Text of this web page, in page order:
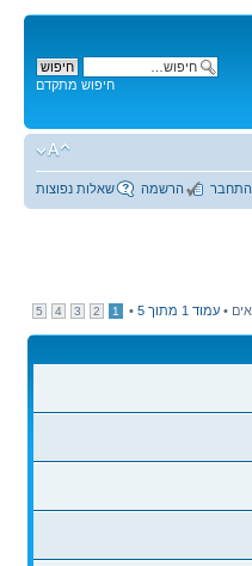
חיפוש מתקדם
שאלות נפוצות הרשמה התחבר
עמוד 1 מתוך 5
•
1
2
3
4
5